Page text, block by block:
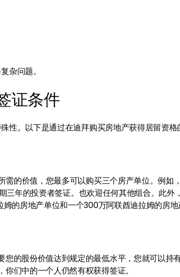
杂问题。
证条件
性。以下是通过在迪拜购买房地产获得居留资格
需的价值，您最多可以购买三个房产单位。例如
年的投资者签证。也欢迎任何其他组合。此外
的房地产单位和一个300万阿联酋迪拉姆的房
的股份价值达到规定的最低水平，您就可以持
们中的一个人仍然有权获得签证。